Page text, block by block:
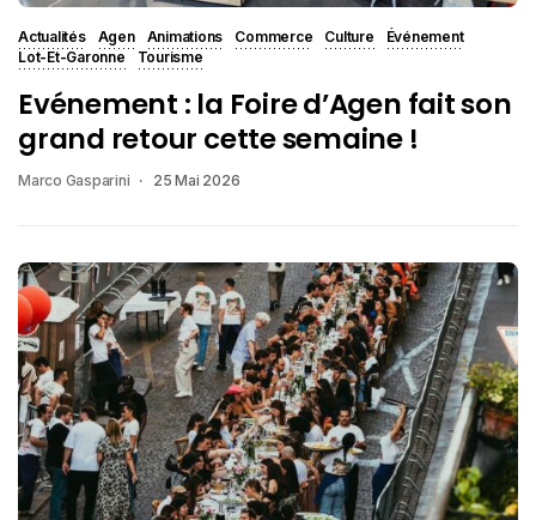
Actualités Agen Animations Commerce Culture
Événement
Lot-Et-Garonne
Tourisme
Evénement : la Foire d’Agen fait son
grand retour cette semaine !
Marco Gasparini 25 Mai 2026